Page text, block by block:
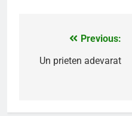
Navigare
în
Previous:
Un prieten adevarat